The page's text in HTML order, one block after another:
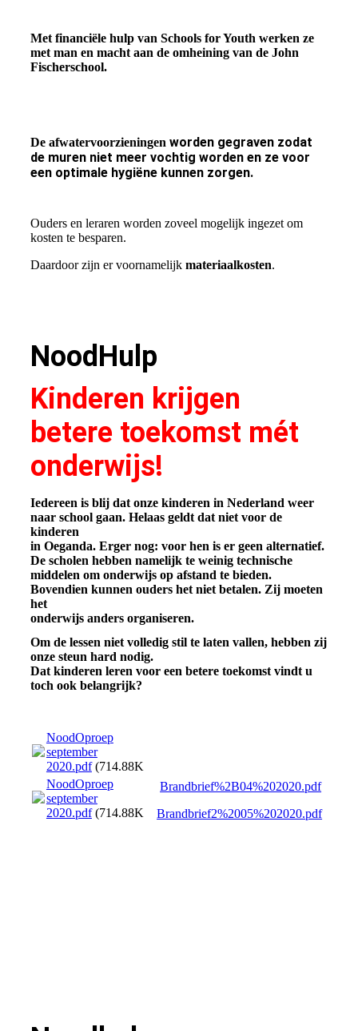
Met financiële hulp van Schools for Youth werken ze
met man en macht aan de omheining van de John
Fischerschool.
De afwatervoorzieningen worden gegraven zodat
de muren niet meer vochtig worden en ze voor
een optimale hygiëne kunnen zorgen.
Ouders en leraren worden zoveel mogelijk ingezet om
kosten te besparen.
Daardoor zijn er voornamelijk materiaalkosten.
NoodHulp
Kinderen krijgen
betere toekomst mét
onderwijs!
Iedereen is blij dat onze kinderen in Nederland weer
naar school gaan. Helaas geldt dat niet voor de
kinderen
in Oeganda. Erger nog: voor hen is er geen alternatief.
De scholen hebben namelijk te weinig technische
middelen om onderwijs op afstand te bieden.
Bovendien kunnen ouders het niet betalen. Zij moeten
het
onderwijs anders organiseren.
Om de lessen niet volledig stil te laten vallen, hebben zij
onze steun hard nodig.
Dat kinderen leren voor een betere toekomst vindt u
toch ook belangrijk?
NoodOproep
september
2020.pdf(714.88KB)
NoodOproep
september
2020.pdf(714.88KB)
Brandbrief%2B04%202020.pdf
Brandbrief2%2005%202020.pdf